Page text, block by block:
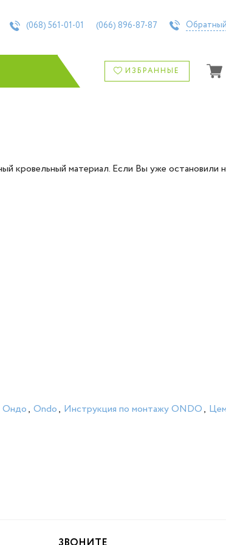
(068) 561-01-01 (066) 896-87-87
ИЗБРАННЫЕ
кровельный материал. Если Вы уже остановили
Ондо, Ondo, Инструкция по монтажу ONDO,